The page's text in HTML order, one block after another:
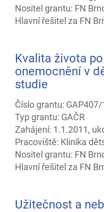
Nositel grantu: FN
Hlavní řešitel za FN
Kvalita života
onemocnění v
studie
Číslo grantu:
Typ grantu: GAČR
Zahájení: 1.1.2011,
Pracoviště: Klinika
Nositel grantu: FN
Hlavní řešitel za FN
Užitečnost a